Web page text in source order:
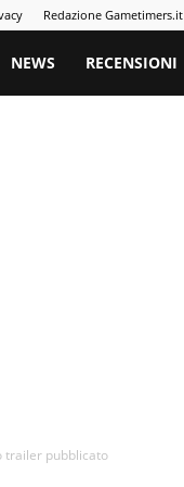
Redazione Gametimers.it
Gametimers
NEWS RECENSIONI
trailer pubblicato